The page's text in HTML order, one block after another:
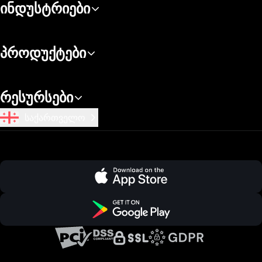
ინდუსტრიები
პროდუქტები
რესურსები